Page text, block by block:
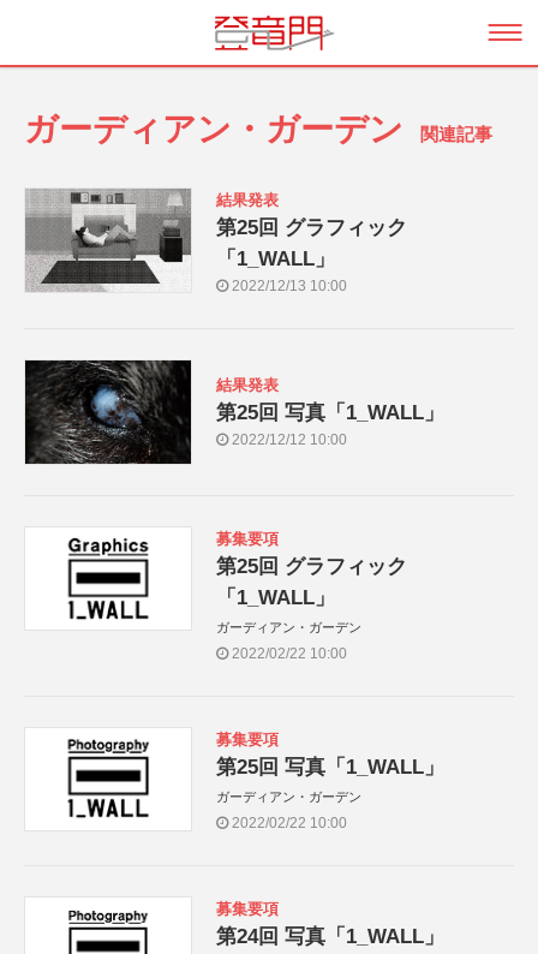
ガーディアン・ガーデン 関連記事
結果発表
第25回 グラフィック
「1_WALL」
2022/12/13 10:00
結果発表
第25回 写真「1_WALL」
2022/12/12 10:00
募集要項
第25回 グラフィック
「1_WALL」
ガーディアン・ガーデン
2022/02/22 10:00
募集要項
第25回 写真「1_WALL」
ガーディアン・ガーデン
2022/02/22 10:00
募集要項
第24回 写真「1_WALL」